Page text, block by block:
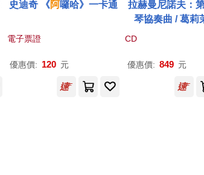
史迪奇 《阿囉哈》一卡通
電子票證
優惠價: 120 元
拉赫曼尼諾夫：
琴協奏曲 / 葛莉
琴〉
(LP黑膠唱片
o. 2 / Hélène
CD
優惠價: 849 元